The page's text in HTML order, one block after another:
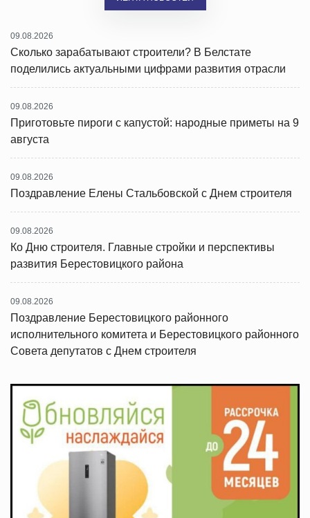
09.08.2026
Сколько зарабатывают строители? В Белстате
поделились актуальными цифрами развития отрасли
09.08.2026
Приготовьте пироги с капустой: народные приметы на 9
августа
09.08.2026
Поздравление Елены Стальбовской с Днем строителя
09.08.2026
Ко Дню строителя. Главные стройки и перспективы
развития Берестовицкого района
09.08.2026
Поздравление Берестовицкого районного
исполнительного комитета и Берестовицкого районного
Совета депутатов с Днем строителя